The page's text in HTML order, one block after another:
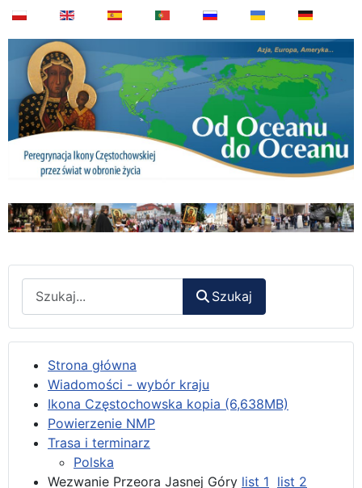
Szukaj
Strona główna
Wiadomości - wybór kraju
Ikona Częstochowska kopia (6,638MB)
Powierzenie NMP
Trasa i terminarz
Polska
Wezwanie Przeora Jasnej Góry list 1 list 2